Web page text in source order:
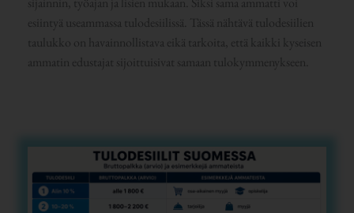
esiintyä useammassa tulodesiilissä. Tässä nähtävä tulodesiilien
taulukko on havainnollistava eikä tarkoita, että kaikki kyseisen
ammatin edustajat sijoittuisivat samaan tulokymmenykseen.